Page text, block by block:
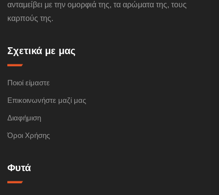
ανταμείβει με την ομορφιά της, τα αρώματα της, τους
καρπούς της.
Σχετικά με μας
Ποιοί είμαστε
Επικοινωνήστε μαζί μας
Διαφήμιση
Όροι Χρήσης
Φυτά